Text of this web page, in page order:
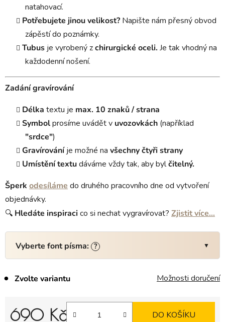
natahovací.
Potřebujete jinou velikost? Napište nám přesný obvod
zápěstí do poznámky.
Tubus je vyrobený zchirurgické oceli. Je tak vhodný na
každodenní nošení.
Zadání gravírování
Délka textu je max. 10 znaků / strana
Symbolprosíme uvádět v uvozovkách (například
"srdce")
Gravírováníje možné na všechny čtyři strany
Umístění textudáváme vždy tak, aby bylčitelný.
Šperk odesíláme do druhého pracovního dne od vytvoření
objednávky.
🔍 Hledáte inspiracico si nechat vygravírovat? Zjistit více…
Vyberte font písma: ?
Zvolte variantu Možnosti doručení
690 Kč DO KOŠÍKU